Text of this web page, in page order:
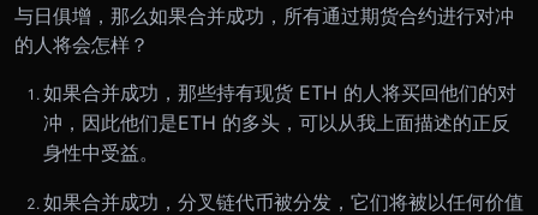
与日俱增，那么如果合并成功，所有通过期货合约进行对冲
的人将会怎样？
如果合并成功，那些持有现货 ETH 的人将买回他们的对
冲，因此他们是ETH 的多头，可以从我上面描述的正反
身性中受益。
如果合并成功，分叉链代币被分发，它们将被以任何价值